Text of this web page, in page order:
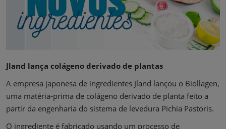
Jland lança colágeno derivado de plantas
A empresa japonesa de ingredientes Jland lançou o Biollagen,
uma matéria-prima de colágeno derivado de planta feito a
partir da engenharia do sistema de levedura Pichia Pastoris.
O ingrediente é fabricado usando um processo de